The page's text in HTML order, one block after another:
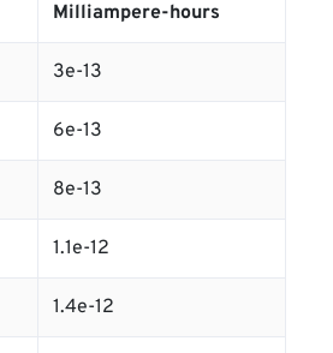
Milliampere-hours
3e-13
6e-13
8e-13
1.1e-12
1.4e-12